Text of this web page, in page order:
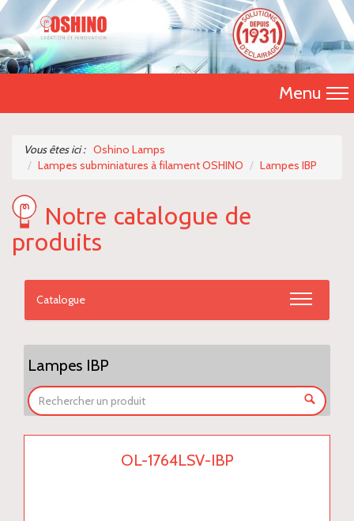
Menu
Présentation
Catalogue 2026
Vous êtes ici : Oshino Lamps
Lampes subminiatures à filament OSHINO
Lampes IBP
Notre catalogue de
produits
Catalogue
Lampes IBP
OL-1764LSV-IBP